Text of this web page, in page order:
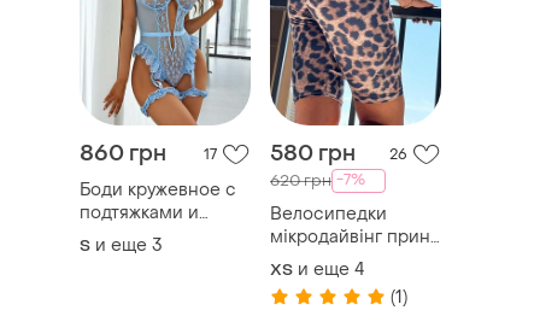
860 грн 17
Боди кружевное с
подтяжками и
подвязками |
женское
S и еще 3
580 грн 26
620 грн -7%
Велосипедки
мікродайвінг принт
“леопард” (7195/4)
🐆
ХS и еще 4
(1)